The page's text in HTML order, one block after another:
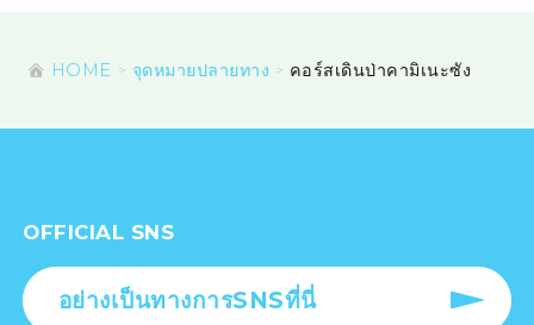
HOME จุดหมายปลายทาง คอร์สเดินป่าคามิเนะซัง
OFFICIAL SNS
อย่างเป็นทางการSNSที่นี่